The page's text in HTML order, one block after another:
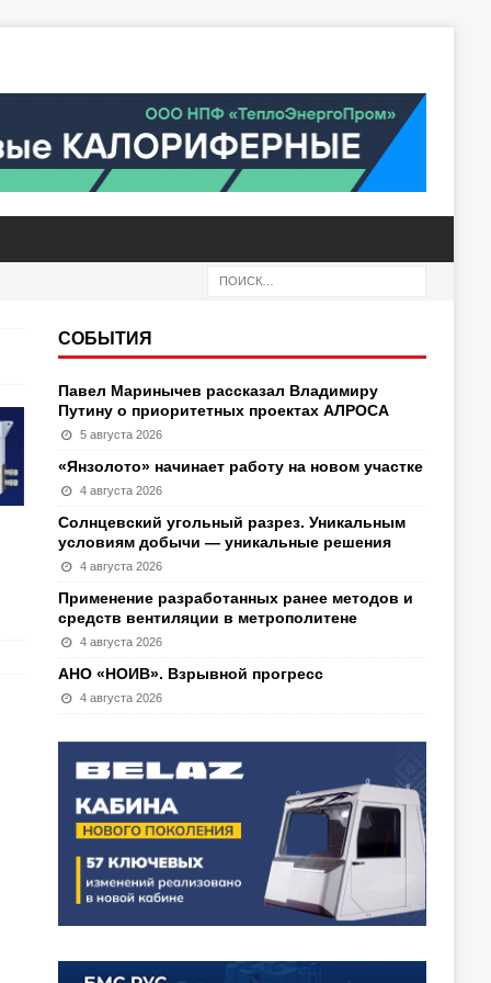
СОБЫТИЯ
Павел Маринычев рассказал Владимиру
Путину о приоритетных проектах АЛРОСА
5 августа 2026
«Янзолото» начинает работу на новом участке
4 августа 2026
Солнцевский угольный разрез. Уникальным
условиям добычи — уникальные решения
4 августа 2026
Применение разработанных ранее методов и
средств вентиляции в метрополитене
4 августа 2026
АНО «НОИВ». Взрывной прогресс
4 августа 2026